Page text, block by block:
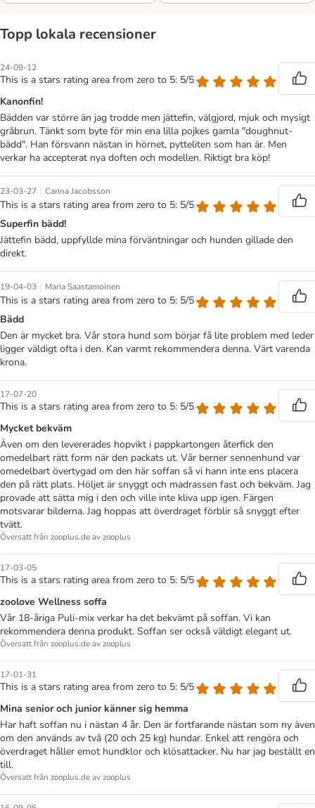
Topp lokala recensioner
24-09-12
This is a stars rating area from zero to 5: 5/5
Kanonfin!
Bädden var större än jag trodde men jättefin, välgjord, mjuk och mysigt
gråbrun. Tänkt som byte för min ena lilla pojkes gamla "doughnut-
bädd". Han försvann nästan in hörnet, pytteliten som han är. Men
verkar ha accepterat nya doften och modellen. Riktigt bra köp!
23-03-27 | Carina Jacobsson
This is a stars rating area from zero to 5: 5/5
Superfin bädd!
Jättefin bädd, uppfyllde mina förväntningar och hunden gillade den
direkt.
19-04-03 | Maria Saastamoinen
This is a stars rating area from zero to 5: 5/5
Bädd
Den är mycket bra. Vår stora hund som börjar få lite problem med leder
ligger väldigt ofta i den. Kan varmt rekommendera denna. Värt varenda
krona.
17-07-20
This is a stars rating area from zero to 5: 5/5
Mycket bekväm
Även om den levererades hopvikt i pappkartongen återfick den
omedelbart rätt form när den packats ut. Vår berner sennenhund var
omedelbart övertygad om den här soffan så vi hann inte ens placera
den på rätt plats. Höljet är snyggt och madrassen fast och bekväm. Jag
provade att sätta mig i den och ville inte kliva upp igen. Färgen
motsvarar bilderna. Jag hoppas att överdraget förblir så snyggt efter
tvätt.
Översatt från zooplus.de av zooplus
17-03-05
This is a stars rating area from zero to 5: 5/5
zoolove Wellness soffa
Vår 18-åriga Puli-mix verkar ha det bekvämt på soffan. Vi kan
rekommendera denna produkt. Soffan ser också väldigt elegant ut.
Översatt från zooplus.de av zooplus
17-01-31
This is a stars rating area from zero to 5: 5/5
Mina senior och junior känner sig hemma
Har haft soffan nu i nästan 4 år. Den är fortfarande nästan som ny även
om den används av två (20 och 25 kg) hundar. Enkel att rengöra och
överdraget håller emot hundklor och klösattacker. Nu har jag beställt en
till.
Översatt från zooplus.de av zooplus